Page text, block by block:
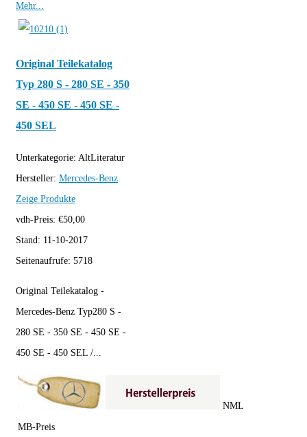
Mehr...
Original Teilekatalog
Typ 280 S - 280 SE - 350
SE - 450 SE - 450 SE -
450 SEL
Unterkategorie: AltLiteratur
Hersteller: Mercedes-Benz
Zeige Produkte
vdh-Preis: €50,00
Stand: 11-10-2017
Seitenaufrufe: 5718
Original Teilekatalog -
Mercedes-Benz Typ280 S -
280 SE - 350 SE - 450 SE -
450 SE - 450 SEL /...
MB-Preis
NML